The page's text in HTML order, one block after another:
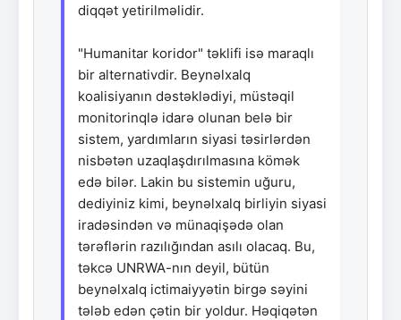
diqqət yetirilməlidir.
"Humanitar koridor" təklifi isə maraqlı
bir alternativdir. Beynəlxalq
koalisiyanın dəstəklədiyi, müstəqil
monitorinqlə idarə olunan belə bir
sistem, yardımların siyasi təsirlərdən
nisbətən uzaqlaşdırılmasına kömək
edə bilər. Lakin bu sistemin uğuru,
dediyiniz kimi, beynəlxalq birliyin siyasi
iradəsindən və münaqişədə olan
tərəflərin razılığından asılı olacaq. Bu,
təkcə UNRWA-nın deyil, bütün
beynəlxalq ictimaiyyətin birgə səyini
tələb edən çətin bir yoldur. Həqiqətən